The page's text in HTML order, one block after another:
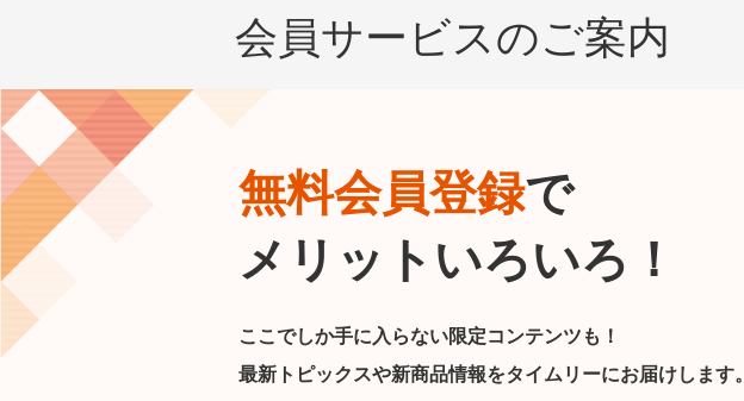
会員サービスのご案内
無料会員登録で
メリットいろいろ！
ここでしか手に入らない限定コンテンツも！
最新トピックスや新商品情報をタイムリーにお届けします。